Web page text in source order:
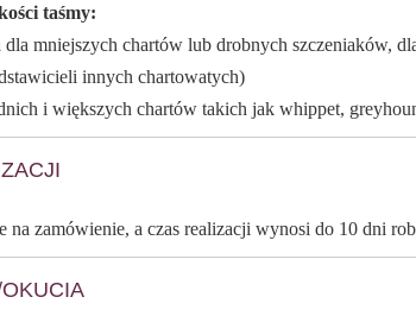
taśmy:
dla mniejszych chartów lub drobnych szczeniaków,
innych chartowatych)
i większych chartów takich jak whippet,
na zamówienie, a czas realizacji wynosi do 10 dni